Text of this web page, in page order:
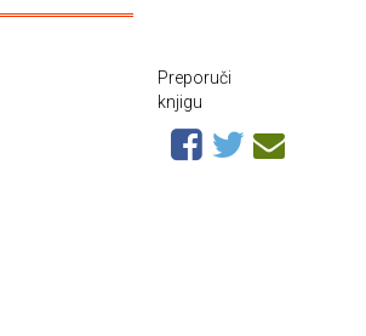
Preporuči
knjigu